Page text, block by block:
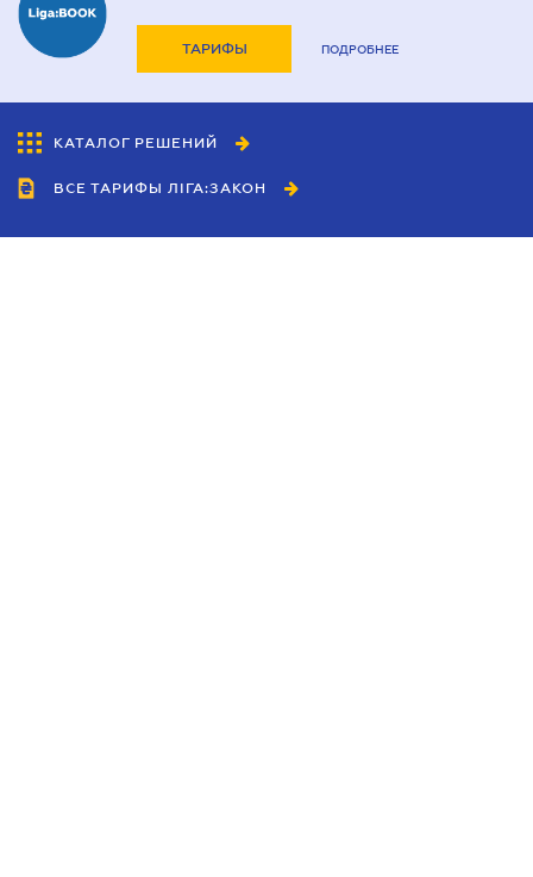
ТАРИФЫ ПОДРОБНЕЕ
КАТАЛОГ РЕШЕНИЙ
ВСЕ ТАРИФЫ ЛІГА:ЗАКОН